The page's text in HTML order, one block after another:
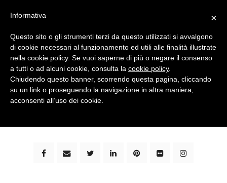
bimbi e viaggi - family travel blog: community #1 in
×
Informativa
Questo sito o gli strumenti terzi da questo utilizzati si avvalgono
di cookie necessari al funzionamento ed utili alle finalità illustrate
nella cookie policy. Se vuoi saperne di più o negare il consenso
a tutti o ad alcuni cookie, consulta la cookie policy.
Chiudendo questo banner, scorrendo questa pagina, cliccando
su un link o proseguendo la navigazione in altra maniera,
acconsenti all’uso dei cookie.